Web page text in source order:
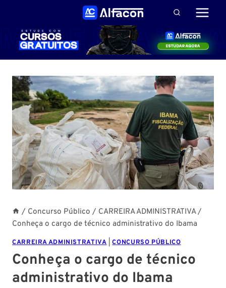
Conteúdo
/ Concurso Público / CARREIRA ADMINISTRATIVA /
Conheça o cargo de técnico administrativo do Ibama
CARREIRA ADMINISTRATIVA|CONCURSO PÚBLICO
Conheça o cargo de técnico
administrativo do Ibama